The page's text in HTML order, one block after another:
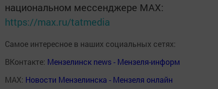
национальном мессенджере MАХ:
https://max.ru/tatmedia
Самое интересное в наших социальных сетях:
ВКонтакте: Мензелинск news - Мензеля-информ
MAX: Новости Мензелинска - Мензеля онлайн